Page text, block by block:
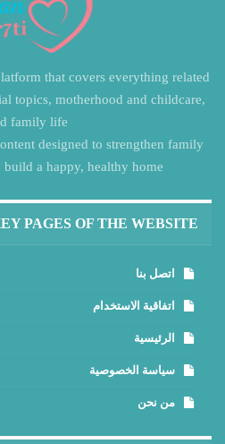
that covers everything related
topics, motherhood and childcare,
family life.
designed to strengthen family
a happy, healthy home.
PAGES OF THE WEBSITE
اتصل بنا
اتفاقية الاستخدام
الرئيسية
سياسة الخصوصية
من نحن